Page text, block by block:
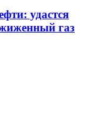
удастся
газ